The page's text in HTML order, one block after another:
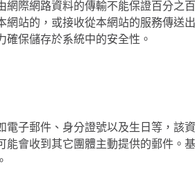
網際網路資料的傳輸不能保證百分之
網站的，或接收從本網站的服務傳送
確保儲存於系統中的安全性。
電子郵件、身分證號以及生日等，該
能會收到其它團體主動提供的郵件。